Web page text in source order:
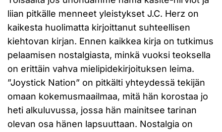
liian pitkälle menneet yleistykset J.C. Herz on
kaikesta huolimatta kirjoittanut suhteellisen
kiehtovan kirjan. Ennen kaikkea kirja on tutkimus
pelaamisen nostalgiasta, minkä vuoksi teoksella
on erittäin vahva mielipidekirjoituksen leima.
”Joystick Nation” on pitkälti yhteydessä tekijän
omaan kokemusmaailmaa, mitä hän korostaa jo
heti alkuluvussa, jossa hän mainitsee tarinan
olevan osa hänen lapsuuttaan. Nostalgia on